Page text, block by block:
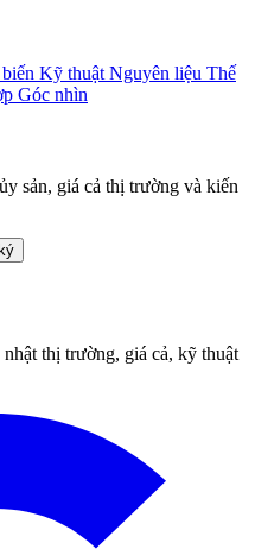
Kỹ thuật Nguyên liệu Thế
Góc nhìn
sản, giá cả thị trường và kiến
thị trường, giá cả, kỹ thuật